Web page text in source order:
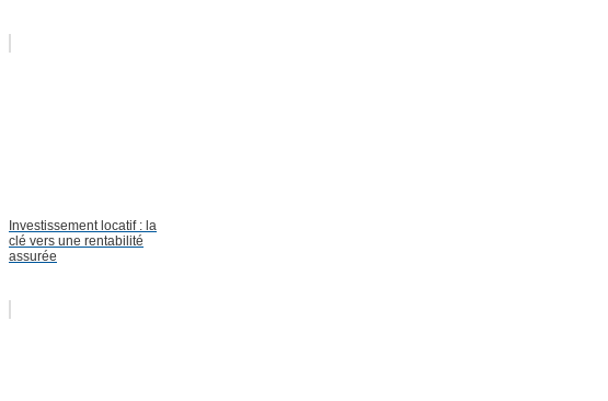
Investissement locatif : la
clé vers une rentabilité
assurée